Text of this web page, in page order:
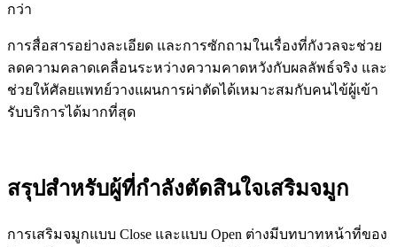
กว่า
การสื่อสารอย่างละเอียด และการซักถามในเรื่องที่กังวลจะช่วย
ลดความคลาดเคลื่อนระหว่างความคาดหวังกับผลลัพธ์จริง และ
ช่วยให้ศัลยแพทย์วางแผนการผ่าตัดได้เหมาะสมกับคนไข้ผู้เข้า
รับบริการได้มากที่สุด
สรุปสำหรับผู้ที่กำลังตัดสินใจเสริมจมูก
การเสริมจมูกแบบ Close และแบบ Open ต่างมีบทบาทหน้าที่ของ